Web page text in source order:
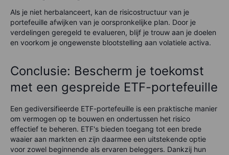
Als je niet herbalanceert, kan de risicostructuur van je
portefeuille afwijken van je oorspronkelijke plan. Door je
verdelingen geregeld te evalueren, blijf je trouw aan je doelen
en voorkom je ongewenste blootstelling aan volatiele activa.
Conclusie: Bescherm je toekomst
met een gespreide ETF-portefeuille
Een gediversifieerde ETF-portefeuille is een praktische manier
om vermogen op te bouwen en ondertussen het risico
effectief te beheren. ETF's bieden toegang tot een brede
waaier aan markten en zijn daarmee een uitstekende optie
voor zowel beginnende als ervaren beleggers. Dankzij hun